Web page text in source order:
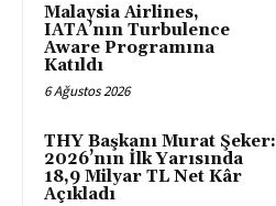
Malaysia Airlines,
IATA’nın Turbulence
Aware Programına
Katıldı
6 Ağustos 2026
THY Başkanı Murat Şeker:
2026’nın İlk Yarısında
18,9 Milyar TL Net Kâr
Açıkladı